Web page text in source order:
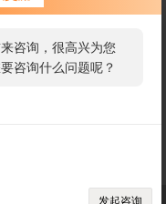
咨询，很高兴为您
咨询什么问题呢？
发起咨询